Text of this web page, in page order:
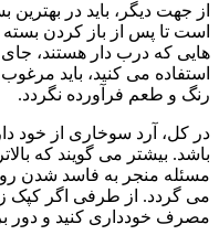
از جهت دیگر، باید در
است تا پس از باز کردن
هایی که درب دار هستند، جای
استفاده می کنید، باید
رنگ و طعم فرآورده نگردد.
در کل، آرد سوخاری از
مسئله منجر به فاسد شدن
می گردد. از طرفی اگر کپک
مصرف خودداری کنید و دور